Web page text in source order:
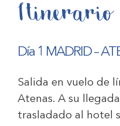
Itinerario
Día 1 MADRID –
Salida en vuelo de
Atenas. A su
trasladado al hotel